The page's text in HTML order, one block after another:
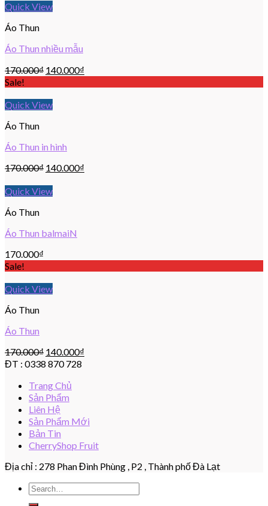
Quick View
Áo Thun
Áo Thun nhiều mẫu
170.000₫ 140.000₫
Sale!
Quick View
Áo Thun
Áo Thun in hình
170.000₫ 140.000₫
Quick View
Áo Thun
Áo Thun balmaiN
170.000₫
Sale!
Quick View
Áo Thun
Áo Thun
170.000₫ 140.000₫
ĐT : 0338 870 728
Trang Chủ
Sản Phẩm
Liên Hệ
Sản Phẩm Mới
Bản Tin
CherryShop Fruit
Địa chỉ : 278 Phan Đình Phùng , P2 , Thành phố Đà Lạt
Search
for: